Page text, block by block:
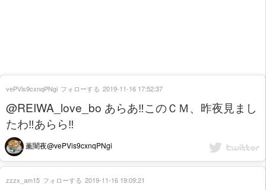
@REIWA_love_bo あらあ‼️このＣＭ、昨夜見まし
たわ‼️あらら‼️
薫闇夜@vePVis9cxnqPNgi
vePVis9cxnqPNgi フォローする 2019-11-16 17:52:37
zzzx_am15 フォローする 2019-11-16 19:09:21